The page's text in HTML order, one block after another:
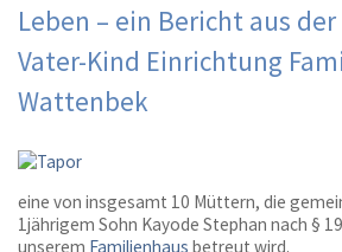
Regionen
Leben – ein Bericht aus
Vater-Kind Einrichtung
Wattenbek
eine von insgesamt 10 Müttern, die
1jährigem Sohn Kayode Stephan nach § 19
unserem Familienhaus betreut wird.